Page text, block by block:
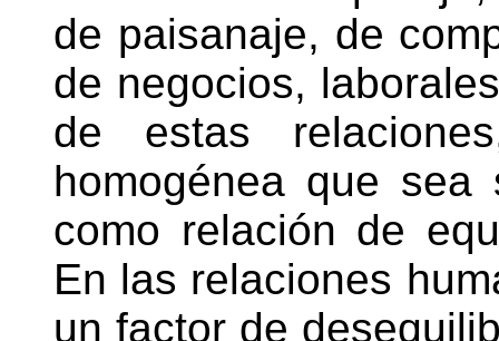
de paisanaje, de
de negocios,
de estas
homogénea que
como relación de
En las relaciones
un factor de